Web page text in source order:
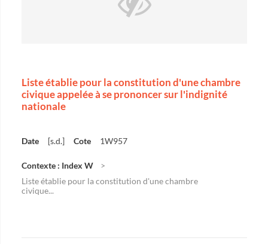
Liste établie pour la constitution d'une chambre
civique appelée à se prononcer sur l'indignité
nationale
Date [s.d.] Cote 1W957
Contexte : Index W
Liste établie pour la constitution d'une chambre
civique...